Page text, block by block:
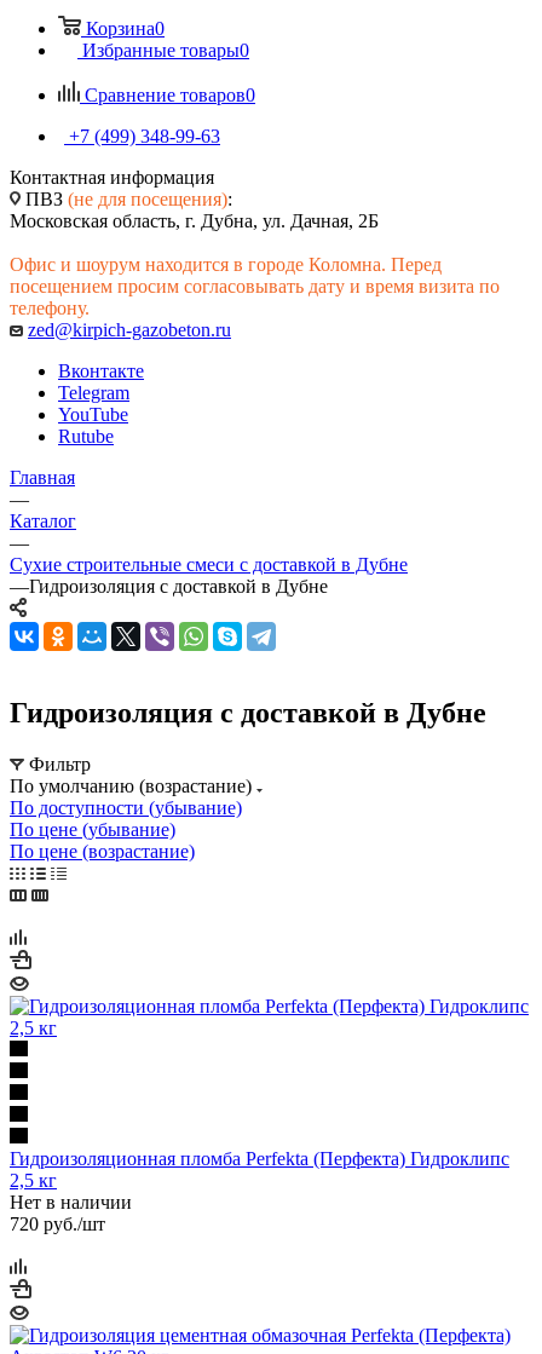
Корзина0
Избранные товары0
Сравнение товаров0
+7 (499) 348-99-63
Контактная информация
ПВЗ (не для посещения):
Московская область, г. Дубна, ул. Дачная, 2Б
Офис и шоурум находится в городе Коломна. Перед
посещением просим согласовывать дату и время визита по
телефону.
zed@kirpich-gazobeton.ru
Вконтакте
Telegram
YouTube
Rutube
Главная
—
Каталог
—
Сухие строительные смеси с доставкой в Дубне
—Гидроизоляция с доставкой в Дубне
Гидроизоляция с доставкой в Дубне
Фильтр
По умолчанию (возрастание)
По доступности (убывание)
По цене (убывание)
По цене (возрастание)
Гидроизоляционная пломба Perfekta (Перфекта) Гидроклипс
2,5 кг
Нет в наличии
720 руб./шт